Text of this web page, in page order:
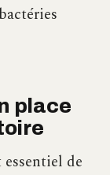
place
de